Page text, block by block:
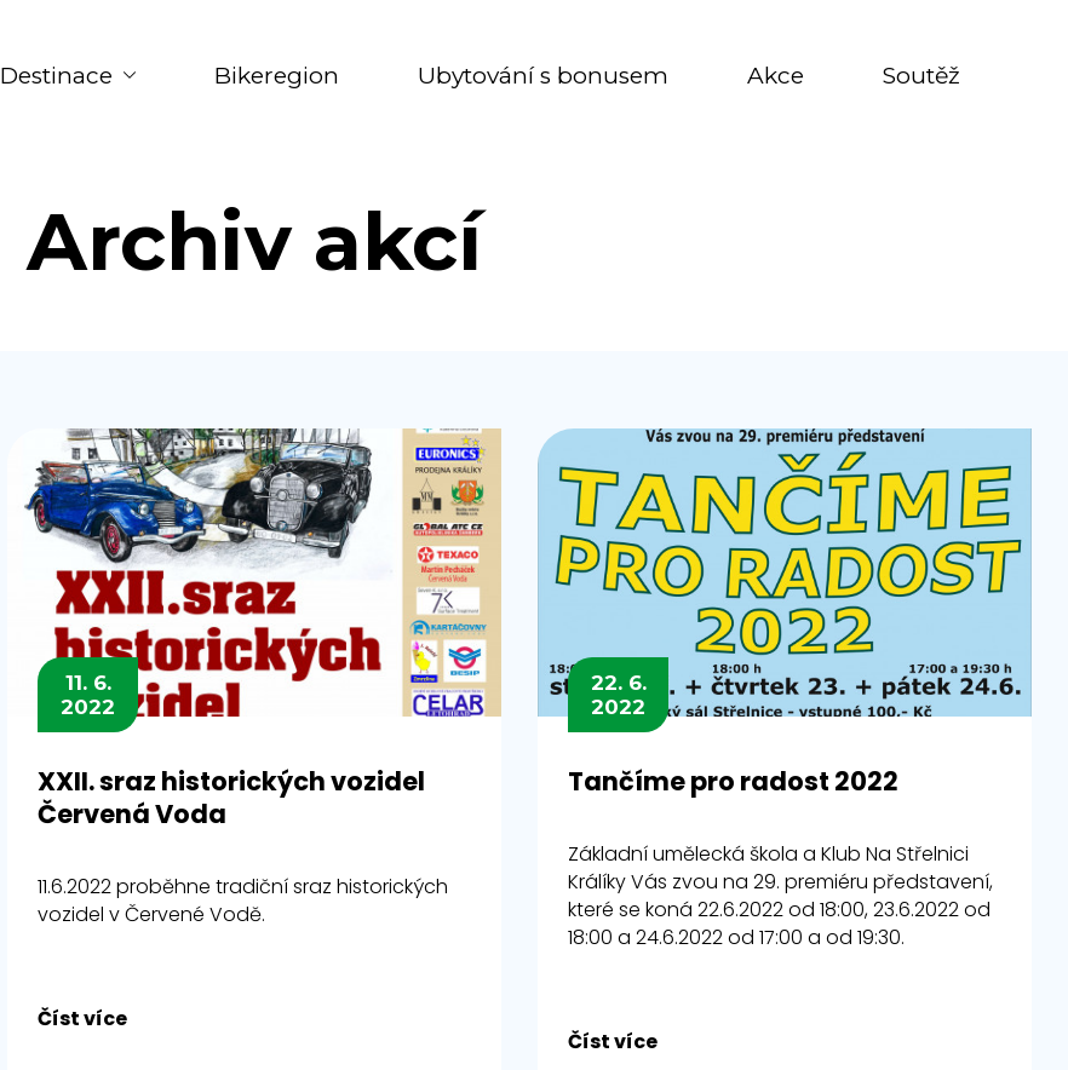
Destinace Bikeregion Ubytování s bonusem Akce Soutěž
Archiv akcí
11. 6.
2022
XXII. sraz historických vozidel
Červená Voda
11.6.2022 proběhne tradiční sraz historických
vozidel v Červené Vodě.
Číst více
22. 6.
2022
Tančíme pro radost 2022
Základní umělecká škola a Klub Na Střelnici
Králíky Vás zvou na 29. premiéru představení,
které se koná 22.6.2022 od 18:00, 23.6.2022 od
18:00 a 24.6.2022 od 17:00 a od 19:30.
Číst více